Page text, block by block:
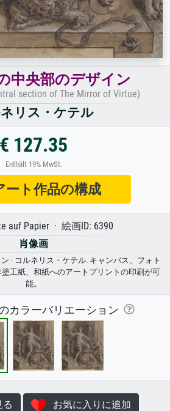
中央部のデザイン
section of The Mirror of Virtue)
リス・ケテル
€ 127.35
Enthält 19% MwSt.
ート作品の構成
auf Papier · 絵画ID: 6390
肖像画
· コルネリス・ケテル. キャンバス、フォト
工紙、和紙へのアートプリントの印刷が可
能。
カラーバリエーション
る お気に入りに追加